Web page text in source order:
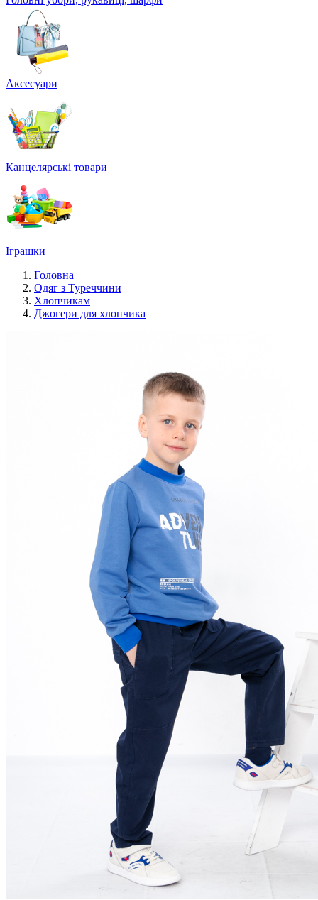
Аксесуари
Канцелярські товари
Іграшки
Головна
Одяг з Туреччини
Хлопчикам
Джогери для хлопчика